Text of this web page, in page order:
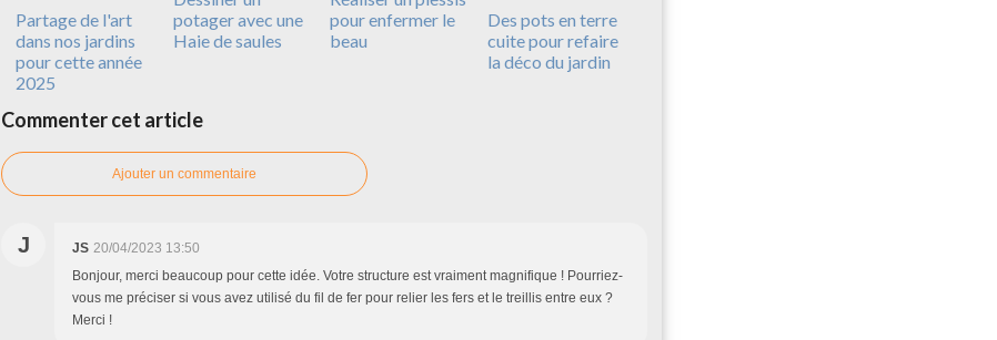
Partage de l'art
dans nos jardins
pour cette année
2025
potager avec une
Haie de saules
pour enfermer le
beau
Des pots en terre
cuite pour refaire
la déco du jardin
Commenter cet article
Ajouter un commentaire
J JS 20/04/2023 13:50
Bonjour, merci beaucoup pour cette idée. Votre structure est vraiment magnifique ! Pourriez-
vous me préciser si vous avez utilisé du fil de fer pour relier les fers et le treillis entre eux ?
Merci !